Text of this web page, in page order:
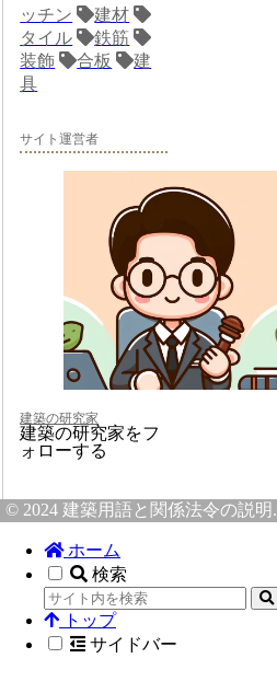
ッチン
建材
タイル
鉄筋
装飾
合板
建
具
サイト運営者
建築の研究家
建築の研究家をフ
ォローする
© 2024 建築用語と関係法令の説明.
ホーム
検索
トップ
サイドバー